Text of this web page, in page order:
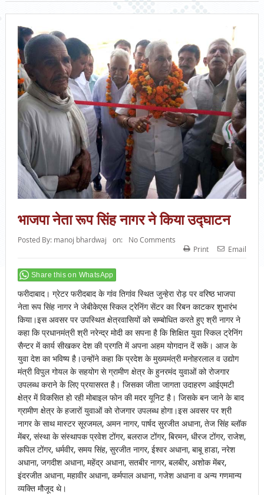
भाजपा नेता रूप सिंह नागर ने किया उद्घाटन
Posted By: manoj bhardwaj on:
No Comments
Print
Email
Share this on WhatsApp
फरीदाबाद। ग्रेटर फरीदबाद के गांव तिगांव स्थित जुन्हेरा रोड़ पर वरिष्ठ भाजपा
नेता रूप सिंह नागर ने जेबीकेएस स्किल ट्रेनिंग सेंटर का रिबन काटकर शुभारंभ
किया।इस अवसर पर उपस्थित क्षेत्रवासियों को सम्बोधित करते हुए श्री नागर ने
कहा कि प्रधानमंत्री श्री नरेन्द्र मोदी का सपना है कि शिक्षित युवा स्किल ट्रेनिंग
सैन्टर में कार्य सीखकर देश की प्रगति में अपना अहम योगदान दें सकें। आज के
युवा देश का भविष्य है।उन्होंने कहा कि प्रदेश के मुख्यमंत्री मनोहरलाल व उद्योग
मंत्री विपुल गोयल के सहयोग से ग्रामीण क्षेत्र के हुनरमंद युवाओं को रोजगार
उपलब्ध कराने के लिए प्रयासरत है। जिसका जीता जागता उदाहरण आईएमटी
क्षेत्र में विकसित हो रही मोबाइल फोन की मदर यूनिट है। जिसके बन जाने के बाद
ग्रामीण क्षेत्र के हजारों युवाओं को रोजगार उपलब्ध होगा।इस अवसर पर श्री
नागर के साथ मास्टर सूरजमल, अमन नागर, पार्षद सुरजीत अधाना, तेज सिंह ब्लॉक
मेंबर, संस्था के संस्थापक प्रवेश टोंगर, बलराज टोंगर, बिरमन, धीरज टोंगर, राजेश,
कपिल टोंगर, धर्मवीर, समय सिंह, सुरजीत नागर, ईश्वर अधाना, बाबू हाडा, नरेश
अधाना, जगदीश अधाना, महेंद्र अधाना, सतबीर नागर, बलबीर, अशोक मेंबर,
इंदरजीत अधाना, महावीर अधाना, कर्मपाल अधाना, गजेश अधाना व अन्य गणमान्य
व्यक्ति मौजूद थे।